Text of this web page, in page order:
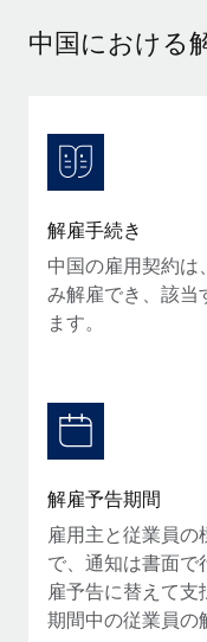
グローバル人事・コ
候補者の選考プロセ
Compliance
コンプライアンスリ
法人設立
移住・転勤
従業員の異動をスム
福利厚生
従業員の福利厚生を
当社とのパートナ
ニュースルーム
情報センター
サポートを依頼する
すべてのリソースを
ブログ
契約社員管理
税務
ブログを読む
ブログ
中国における
解雇手続き
中国の雇用契約は
み解雇でき、該当
ます。
解雇予告期間
雇用主と従業員
で、通知は書面で
雇予告に替えて
期間中の従業員の